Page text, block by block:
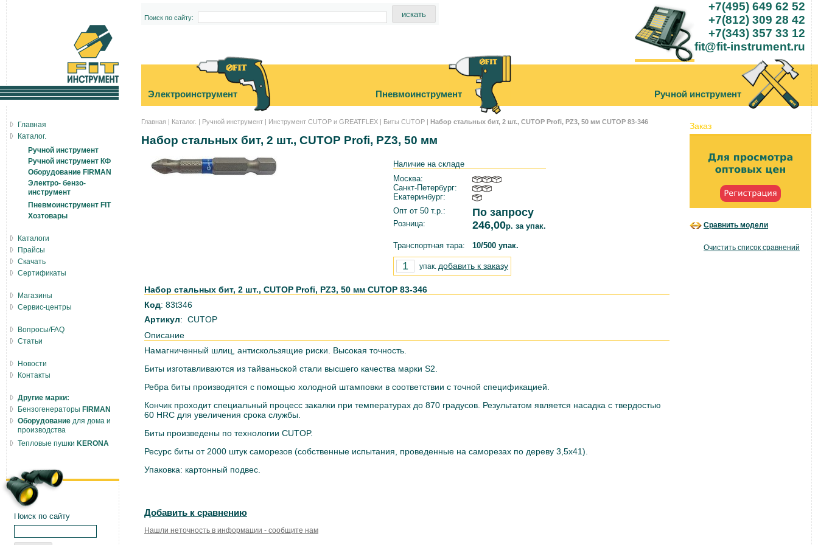
Поиск по сайту:
+7(495) 649 62 52
+7(812) 309 28 42
+7(343) 357 33 12
fit@fit-instrument.ru
Электроинструмент Пневмоинструмент Ручной инструмент
Главная | Каталог. | Ручной инструмент | Инструмент CUTOP и GREATFLEX | Биты CUTOP | Набор стальных бит, 2 шт., CUTOP Profi, PZ3, 50 мм CUTOP 83-346 Заказ
Набор стальных бит, 2 шт., CUTOP Profi, PZ3, 50 мм
Наличие на складе
Москва:
Санкт-Петербург:
Екатеринбург:
Опт от 50 т.р.:
По запросу
Розница: 246,00р. за упак.
Транспортная тара: 10/500 упак.
упак. добавить к заказу
Набор стальных бит, 2 шт., CUTOP Profi, PZ3, 50 мм CUTOP 83-346
Код: 83t346
Артикул: CUTOP
Описание
Намагниченный шлиц, антискользящие риски. Высокая точность.
Биты изготавливаются из тайваньской стали высшего качества марки S2.
Ребра биты производятся с помощью холодной штамповки в соответствии с точной спецификацией.
Кончик проходит специальный процесс закалки при температурах до 870 градусов. Результатом является насадка с твердостью
60 HRC для увеличения срока службы.
Биты произведены по технологии CUTOP.
Ресурс биты от 2000 штук саморезов (собственные испытания, проведенные на саморезах по дереву 3,5х41).
Упаковка: картонный подвес.
Добавить к сравнению
Нашли неточность в информации - сообщите нам
Сравнить модели
Очистить список сравнений
Главная
Каталог.
Ручной инструмент
Ручной инструмент КФ
Оборудование FIRMAN
Электро- бензо-
инструмент
Пневмоинструмент FIT
Хозтовары
Каталоги
Прайсы
Скачать
Сертификаты
Магазины
Сервис-центры
Вопросы/FAQ
Статьи
Новости
Контакты
Другие марки:
Бензогенераторы FIRMAN
Оборудование для дома и
производства
Тепловые пушки KERONA
Поиск по сайту